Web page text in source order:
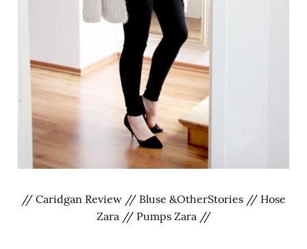
// Caridgan Review // Bluse &OtherStories // Hose
Zara // Pumps Zara //